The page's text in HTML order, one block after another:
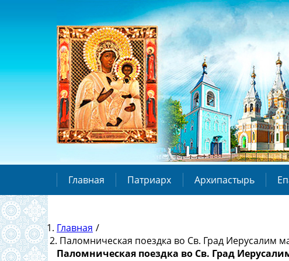
Главная Патриарх Архипастырь
Главная /
Паломническая поездка во Св. Град Иерусалим
Паломническая поездка во Св. Град